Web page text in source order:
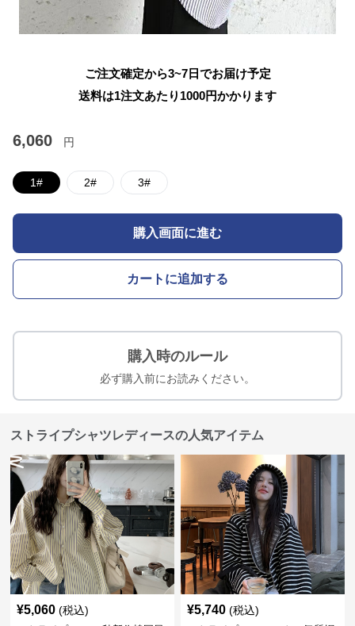
ご注文確定から3~7日でお届け予定
送料は1注文あたり 1000円かかります
6,060 円
1# 2# 3#
購入画面に進む
カートに追加する
購入時のルール
必ず購入前にお読みください。
ストライプシャツレディースの人気アイテム
¥5,060 (税込) ¥5,740 (税込)